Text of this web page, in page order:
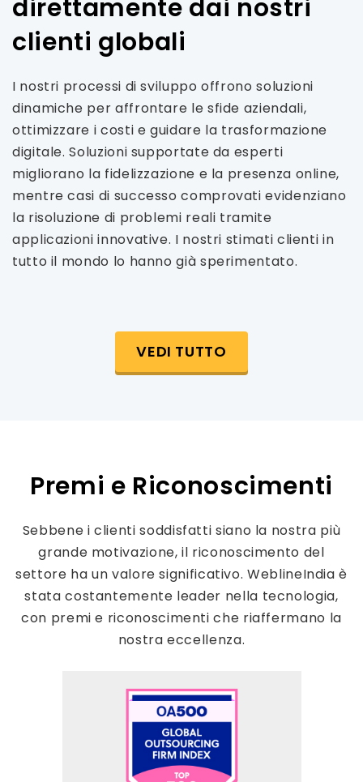
direttamente dai nostri
clienti globali
I nostri processi di sviluppo offrono soluzioni
dinamiche per affrontare le sfide aziendali,
ottimizzare i costi e guidare la trasformazione
digitale. Soluzioni supportate da esperti
migliorano la fidelizzazione e la presenza online,
mentre casi di successo comprovati evidenziano
la risoluzione di problemi reali tramite
applicazioni innovative. I nostri stimati clienti in
tutto il mondo lo hanno già sperimentato.
VEDI TUTTO
Premi e Riconoscimenti
Sebbene i clienti soddisfatti siano la nostra più
grande motivazione, il riconoscimento del
settore ha un valore significativo. WeblineIndia è
stata costantemente leader nella tecnologia,
con premi e riconoscimenti che riaffermano la
nostra eccellenza.